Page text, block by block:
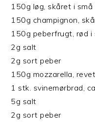
150g løg, skåret i små
150g champignon,
150g peberfrugt, rød i
2g salt
2g sort peber
150g mozzarella, revet
1 stk. svinemørbrad,
5g salt
2g sort peber